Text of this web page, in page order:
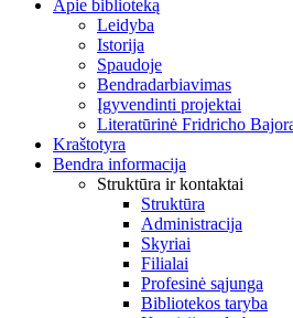
Apie biblioteką
Leidyba
Istorija
Spaudoje
Bendradarbiavimas
Įgyvendinti projektai
Literatūrinė Fridricho
Kraštotyra
Bendra informacija
Struktūra ir kontaktai
Struktūra
Administracija
Skyriai
Filialai
Profesinė sąjunga
Bibliotekos taryba